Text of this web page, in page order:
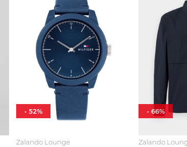
Zalando Lounge
- 52%
Zalando
-66%